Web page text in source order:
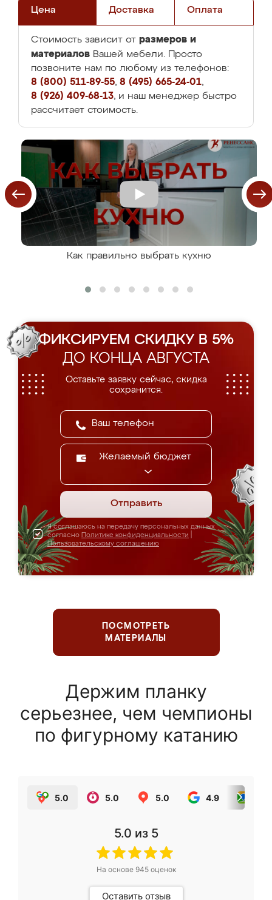
Цена Доставка Оплата
Стоимость зависит от размеров и
материалов Вашей мебели. Просто
позвоните нам по любому из телефонов:
8 (800) 511-89-55, 8 (495) 665-24-01,
8 (926) 409-68-13, и наш менеджер быстро
рассчитает стоимость.
Как правильно выбрать кухню
ФИКСИРУЕМ СКИДКУ В 5%
ДО КОНЦА АВГУСТА
Оставьте заявку сейчас, скидка
сохранится.
Желаемый бюджет
Отправить
Я соглашаюсь на передачу персональных данных
согласно Политике конфиденциальности
Пользовательскому соглашению
ПОСМОТРЕТЬ
МАТЕРИАЛЫ
Держим планку
серьезнее, чем чемпионы
по фигурному катанию
5.0 5.0 5.0 4.9
5.0 из 5
На основе 945оценок
Оставить отзыв